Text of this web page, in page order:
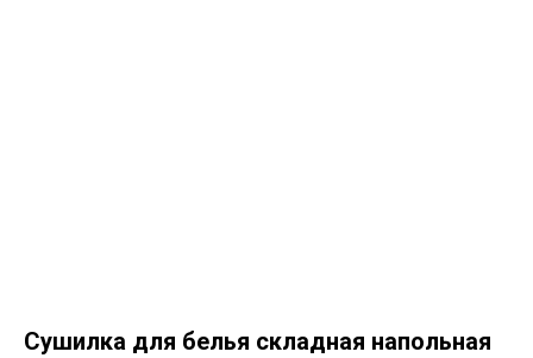
Сушилка для белья складная напольная